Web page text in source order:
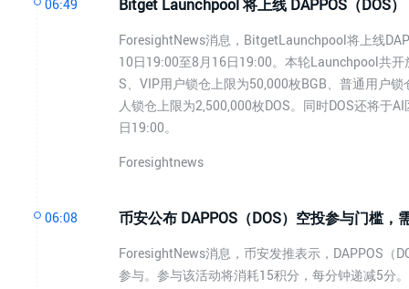
06:49 Bitget Launchpool 将上线 DAPPOS（DOS）
ForesightNews消息，BitgetLaunchpool将上线
10日19:00至8月16日19:00。本轮Launchpool共开
S、VIP用户锁仓上限为50,000枚BGB、普通用户
人锁仓上限为2,500,000枚DOS。同时DOS还将于
日19:00。
Foresightnews
06:08 币安公布 DAPPOS（DOS）空投参与门槛，
ForesightNews消息，币安发推表示，DAPPOS（
参与。参与该活动将消耗15积分，每分钟递减5分